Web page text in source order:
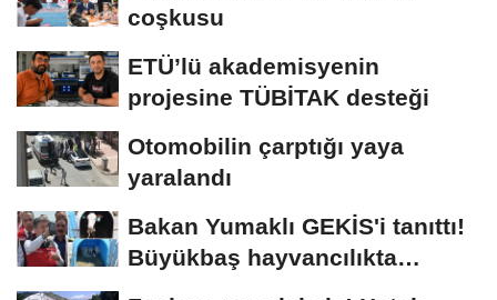
coşkusu
ETÜ’lü akademisyenin
projesine TÜBİTAK desteği
Otomobilin çarptığı yaya
yaralandı
Bakan Yumaklı GEKİS'i tanıttı!
Büyükbaş hayvancılıkta